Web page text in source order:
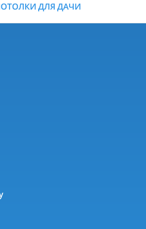
ДЛЯ ДАЧИ